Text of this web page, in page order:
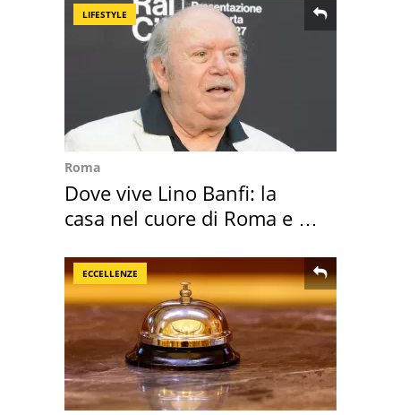
LIFESTYLE
Roma
Dove vive Lino Banfi: la
casa nel cuore di Roma e i
ECCELLENZE